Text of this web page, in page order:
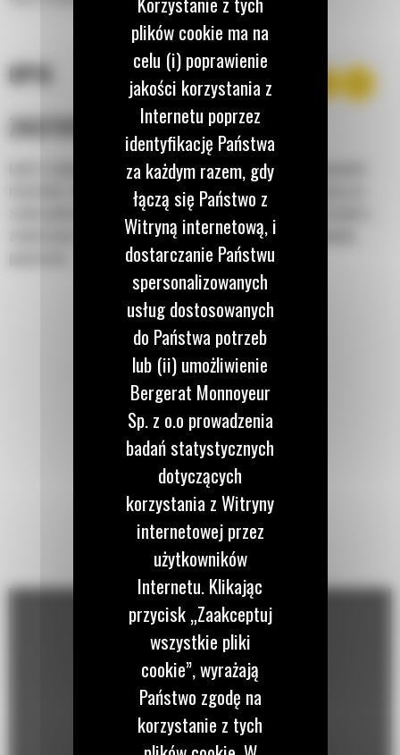
OPIS
ZASTOSOWANIE
Łyżki o zwiększonej wydajności pozwalają na lepsze zatrzymywanie
materiału i obniżenie zużycia paliwa, ułatwiając zarazem pracę na
zrębie podczas wielu zastosowań. Współczynnik napełnienia łyżek o
zwiększonej wydajności może wynosić nawet 115% znamionowej
plików cookie ma na
celu (i) poprawienie
jakości korzystania z
Internetu poprzez
identyfikację Państwa
za każdym razem, gdy
łączą się Państwo z
Witryną internetową, i
dostarczanie Państwu
spersonalizowanych
usług dostosowanych
do Państwa potrzeb
lub (ii) umożliwienie
Bergerat Monnoyeur
Sp. z o.o prowadzenia
badań statystycznych
dotyczących
korzystania z Witryny
internetowej przez
użytkowników
Internetu. Klikając
przycisk „Zaakceptuj
wszystkie pliki
cookie”, wyrażają
Państwo zgodę na
korzystanie z tych